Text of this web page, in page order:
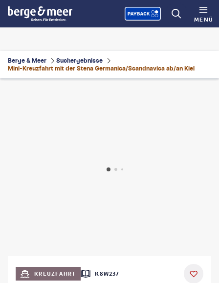
MENÜ
Berge & Meer
Suchergebnisse
Mini-Kreuzfahrt mit der Stena Germanica/Scandnavica ab/an Kiel
KREUZFAHRT K8W237